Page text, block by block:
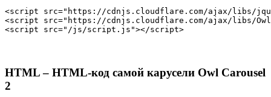
<script src="https://cdnjs.cloudflare.com/ajax/libs/
<script src="https://cdnjs.cloudflare.com/ajax/libs/
<script src="/js/script.js"></script>
HTML – HTML-код самой карусели Owl Carousel
2